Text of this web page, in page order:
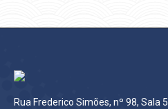
Rua Frederico Simões, nº 98, Sala